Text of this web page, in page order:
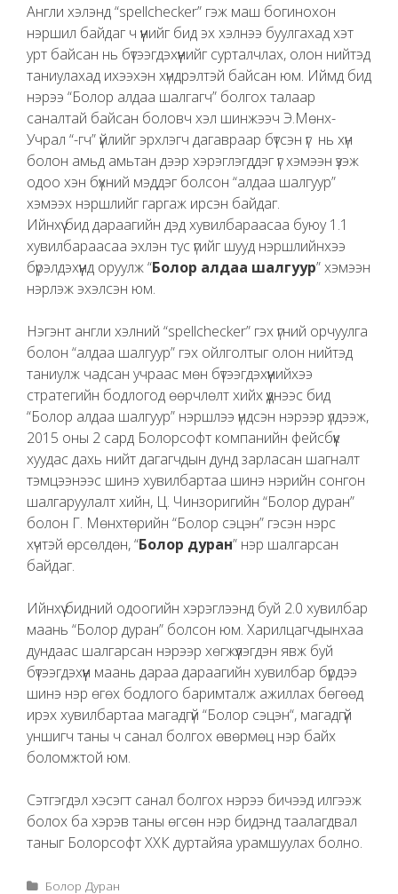
Англи хэлэнд “spellchecker” гэж маш богинохон
нэршил байдаг ч үүнийг бид эх хэлнээ буулгахад хэт
урт байсан нь бүтээгдэхүүнийг сурталчлах, олон нийтэд
таниулахад ихээхэн хүндрэлтэй байсан юм. Иймд бид
нэрээ “Болор алдаа шалгагч” болгох талаар
саналтай байсан боловч хэл шинжээч Э.Мөнх-
Учрал “-гч” үйлийг эрхлэгч дагавраар бүтсэн үг нь хүн
болон амьд амьтан дээр хэрэглэгддэг үг хэмээн үзэж
одоо хэн бүхний мэддэг болсон “алдаа шалгуур”
хэмээх нэршлийг гаргаж ирсэн байдаг.
Ийнхүү бид дараагийн дэд хувилбараасаа буюу 1.1
хувилбараасаа эхлэн тус үгийг шууд нэршлийнхээ
бүрэлдэхүүнд оруулж “Болор алдаа шалгуур” хэмээн
нэрлэж эхэлсэн юм.
Нэгэнт англи хэлний “spellchecker” гэх үгний орчуулга
болон “алдаа шалгуур” гэх ойлголтыг олон нийтэд
таниулж чадсан учраас мөн бүтээгдэхүүнийхээ
стратегийн бодлогод өөрчлөлт хийх үүднээс бид
“Болор алдаа шалгуур” нэршлээ үндсэн нэрээр үлдээж,
2015 оны 2 сард Болорсофт компанийн фейсбүүк
хуудас дахь нийт дагагчдын дунд зарласан шагналт
тэмцээнээс шинэ хувилбартаа шинэ нэрийн сонгон
шалгаруулалт хийн, Ц. Чинзоригийн “Болор дуран”
болон Г. Мөнхтөрийн “Болор сэцэн” гэсэн нэрс
хүчтэй өрсөлдөн, “Болор дуран” нэр шалгарсан
байдаг.
Ийнхүү бидний одоогийн хэрэглээнд буй 2.0 хувилбар
маань “Болор дуран” болсон юм. Харилцагчдынхаа
дундаас шалгарсан нэрээр хөгжүүлэгдэн явж буй
бүтээгдэхүүн маань дараа дараагийн хувилбар бүрдээ
шинэ нэр өгөх бодлого баримталж ажиллах бөгөөд
ирэх хувилбартаа магадгүй “Болор сэцэн“, магадгүй
уншигч таны ч санал болгох өвөрмөц нэр байх
боломжтой юм.
Сэтгэгдэл хэсэгт санал болгох нэрээ бичээд илгээж
болох ба хэрэв таны өгсөн нэр бидэнд таалагдвал
таныг Болорсофт ХХК дуртайяа урамшуулах болно.
Categories
Болор Дуран